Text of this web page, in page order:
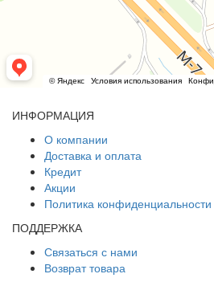
ИНФОРМАЦИЯ
О компании
Доставка и оплата
Кредит
Акции
Политика конфиденциальности
ПОДДЕРЖКА
Связаться с нами
Возврат товара